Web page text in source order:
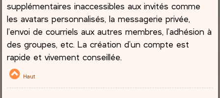
supplémentaires inaccessibles aux invités comme
les avatars personnalisés, la messagerie privée,
l’envoi de courriels aux autres membres, l’adhésion à
des groupes, etc. La création d’un compte est
rapide et vivement conseillée.
Haut